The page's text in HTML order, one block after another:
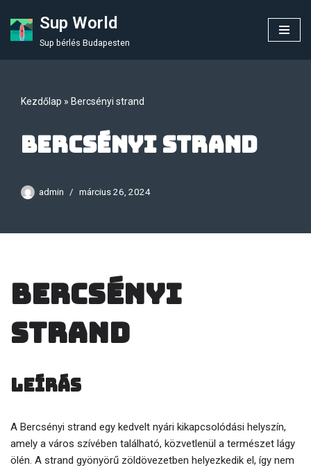
Skip
Sup World
Sup bérlés Budapesten
Kezdőlap » Bercsényi strand
Bercsényi strand
admin március 26, 2024
Bercsényi
strand
Leírás
A Bercsényi strand egy kedvelt nyári kikapcsolódási helyszín,
amely a város szívében található, közvetlenül a természet lágy
ölén. A strand gyönyörű zöldövezetben helyezkedik el, így nem